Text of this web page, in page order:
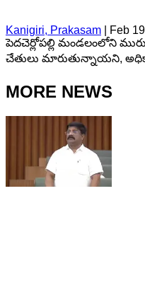
Kanigiri, Prakasam
Feb
పెదచెర్లోపల్లి మండలంలోని
చేతులు మారుతున్నాయని,
MORE NEWS